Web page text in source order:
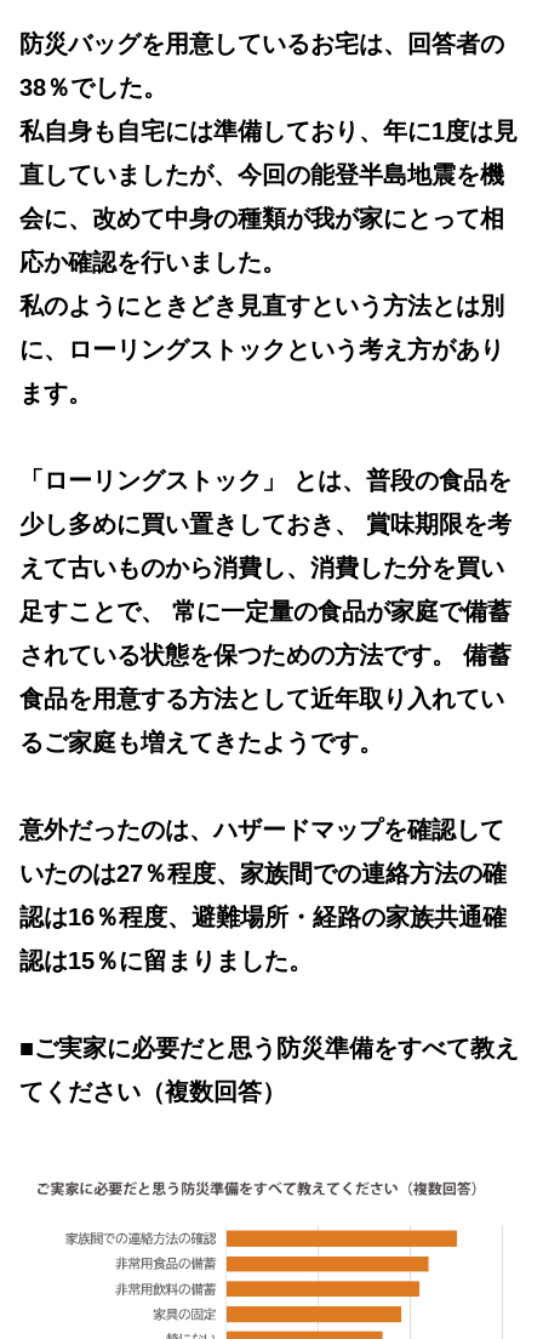
防災バッグを用意しているお宅は、回答者の
38％でした。
私自身も自宅には準備しており、年に1度は見
直していましたが、今回の能登半島地震を機
会に、改めて中身の種類が我が家にとって相
応か確認を行いました。
私のようにときどき見直すという方法とは別
に、ローリングストックという考え方があり
ます。
「 ローリングストック 」 とは、普段の食品を
少し多めに買い置きしておき、 賞味期限を考
えて古いものから消費し、消費した分を買い
足すことで、 常に一定量の食品が家庭で備蓄
されている状態を保つための方法です。 備蓄
食品を用意する方法として近年取り入れてい
るご家庭も増えてきたようです。
意外だったのは、ハザードマップを確認して
いたのは27％程度、家族間での連絡方法の確
認は16％程度、避難場所・経路の家族共通確
認は15％に留まりました。
■ご実家に必要だと思う防災準備をすべて教え
てください（複数回答）